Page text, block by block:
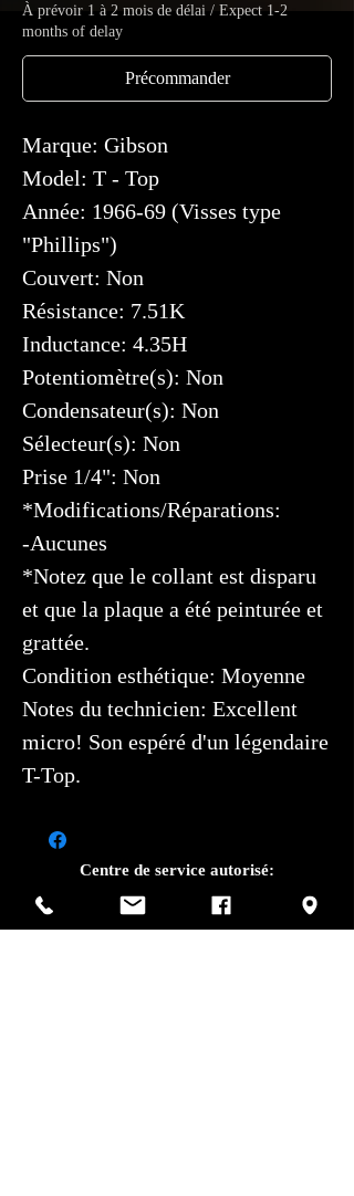
À prévoir 1 à 2 mois de délai / Expect 1-2
months of delay
Précommander
Marque: Gibson
Model: T - Top
Année: 1966-69 (Visses type
"Phillips")
Couvert: Non
Résistance: 7.51K
Inductance: 4.35H
Potentiomètre(s): Non
Condensateur(s): Non
Sélecteur(s): Non
Prise 1/4": Non
*Modifications/Réparations:
-Aucunes
*Notez que le collant est disparu
et que la plaque a été peinturée et
grattée.
Condition esthétique: Moyenne
Notes du technicien: Excellent
micro! Son espéré d'un légendaire
T-Top.
Centre de service autorisé: